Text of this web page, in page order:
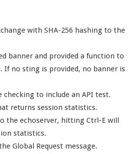
with SHA-256 hashing to the
banner and provided a function to
If no sting is provided, no banner is
checking to include an API test.
returns session statistics.
the echoserver, hitting Ctrl-E will
statistics.
Global Request message.